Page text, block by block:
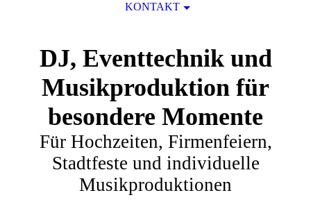
DJ, Eventtechnik und
Musikproduktion für
besondere Momente
Für Hochzeiten, Firmenfeiern,
Stadtfeste und individuelle
Musikproduktionen
KONTAKT